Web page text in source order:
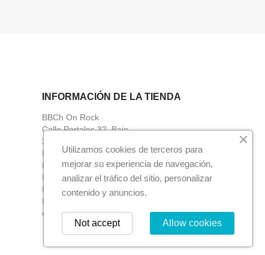
INFORMACIÓN DE LA TIENDA
BBCh On Rock
Calle Portales 32. Bajo
26001
Logroño
La Rioja
España
Llámenos:941049684
Envíenos un mensaje de correo
electrónico:bbch.onrock@gmail.com
Utilizamos cookies de terceros para
mejorar su experiencia de navegación,
analizar el tráfico del sitio, personalizar
contenido y anuncios.
Allow cookies
Not accept